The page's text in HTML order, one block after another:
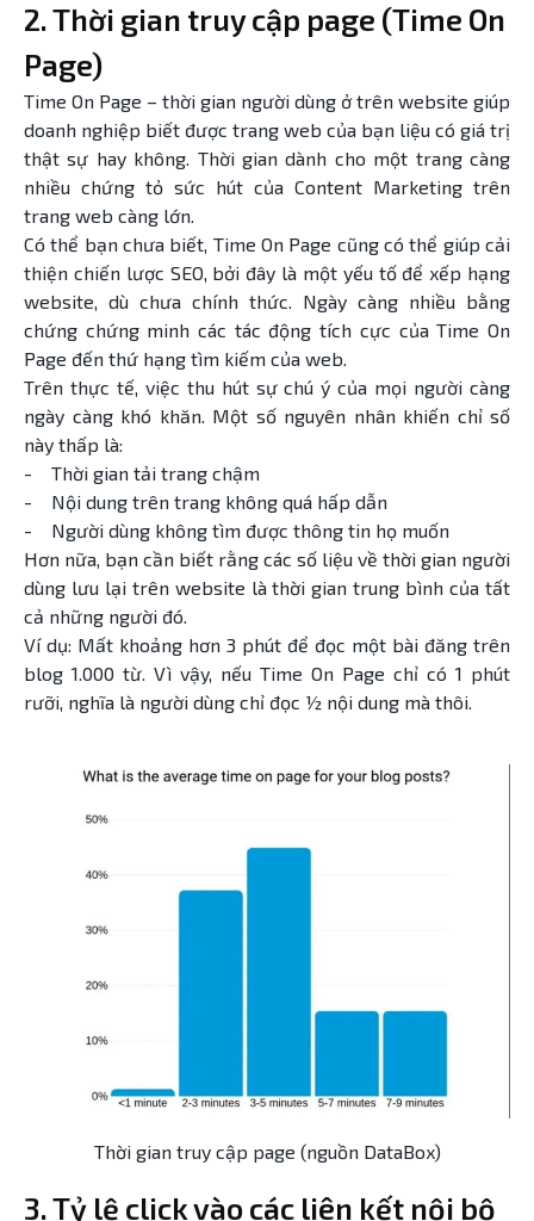
2. Thời gian truy cập page (Time On
Page)
Time On Page – thời gian người dùng ở trên website giúp
doanh nghiệp biết được trang web của bạn liệu có giá trị
thật sự hay không. Thời gian dành cho một trang càng
nhiều chứng tỏ sức hút của Content Marketing trên
trang web càng lớn.
Có thể bạn chưa biết, Time On Page cũng có thể giúp cải
thiện chiến lược SEO, bởi đây là một yếu tố để xếp hạng
website, dù chưa chính thức. Ngày càng nhiều bằng
chứng chứng minh các tác động tích cực của Time On
Page đến thứ hạng tìm kiếm của web.
Trên thực tế, việc thu hút sự chú ý của mọi người càng
ngày càng khó khăn. Một số nguyên nhân khiến chỉ số
này thấp là:
- Thời gian tải trang chậm
- Nội dung trên trang không quá hấp dẫn
- Người dùng không tìm được thông tin họ muốn
Hơn nữa, bạn cần biết rằng các số liệu về thời gian người
dùng lưu lại trên website là thời gian trung bình của tất
cả những người đó.
Ví dụ: Mất khoảng hơn 3 phút để đọc một bài đăng trên
blog 1.000 từ. Vì vậy, nếu Time On Page chỉ có 1 phút
rưỡi, nghĩa là người dùng chỉ đọc ½ nội dung mà thôi.
Thời gian truy cập page (nguồn DataBox)
3. Tỷ lệ click vào các liên kết nội bộ